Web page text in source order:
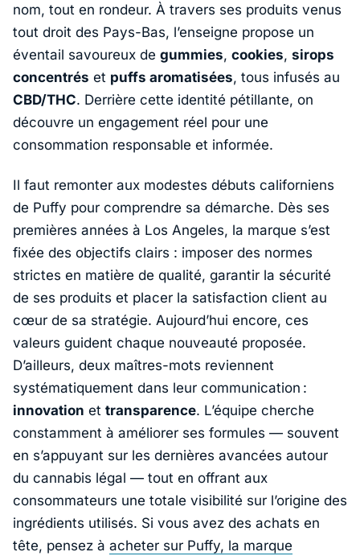
nom, tout en rondeur. À travers ses produits venus
tout droit des Pays-Bas, l’enseigne propose un
éventail savoureux de gummies, cookies, sirops
concentrés et puffs aromatisées, tous infusés au
CBD/THC. Derrière cette identité pétillante, on
découvre un engagement réel pour une
consommation responsable et informée.
Il faut remonter aux modestes débuts californiens
de Puffy pour comprendre sa démarche. Dès ses
premières années à Los Angeles, la marque s’est
fixée des objectifs clairs : imposer des normes
strictes en matière de qualité, garantir la sécurité
de ses produits et placer la satisfaction client au
cœur de sa stratégie. Aujourd’hui encore, ces
valeurs guident chaque nouveauté proposée.
D’ailleurs, deux maîtres-mots reviennent
systématiquement dans leur communication :
innovation et transparence. L’équipe cherche
constamment à améliorer ses formules — souvent
en s’appuyant sur les dernières avancées autour
du cannabis légal — tout en offrant aux
consommateurs une totale visibilité sur l’origine des
ingrédients utilisés. Si vous avez des achats en
tête, pensez à acheter sur Puffy, la marque